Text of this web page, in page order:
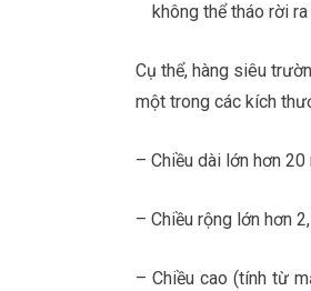
không thể tháo rời
Cụ thể, hàng siêu
một trong các kích
– Chiều dài lớn hơn 20
– Chiều rộng lớn hơn
– Chiều cao (tính từ